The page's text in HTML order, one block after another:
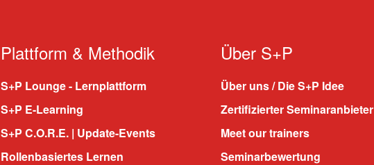
Plattform & Methodik
S+P Lounge - Lernplattform
S+P E-Learning
S+P C.O.R.E. | Update-Events
Rollenbasiertes Lernen
Über S+P
Über uns / Die S+P Idee
Zertifizierter Seminaranbieter
Meet our trainers
Seminarbewertung